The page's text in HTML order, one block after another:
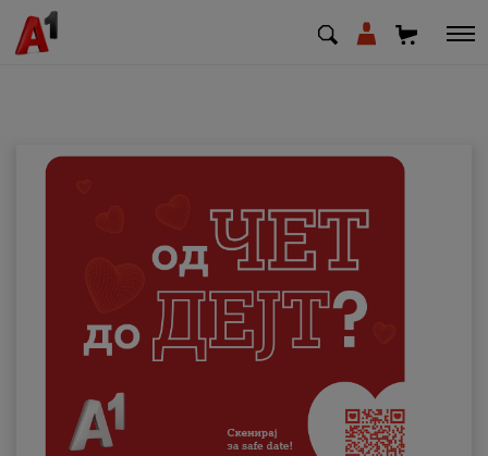
Деловни
Поддршка
Надополни кредит